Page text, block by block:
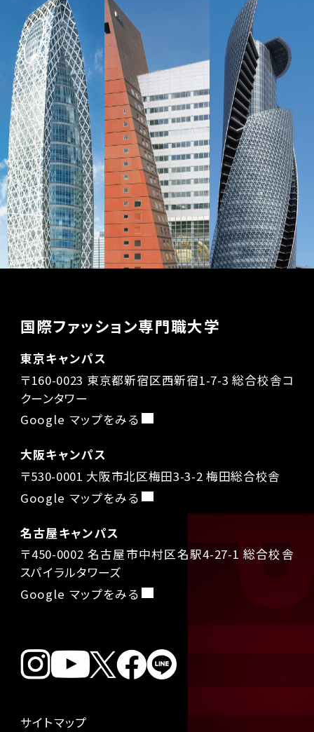
国際ファッション専門職大学
東京キャンパス
〒160-0023 東京都新宿区西新宿1-7-3 総合校舎コ
クーンタワー
Google マップをみる
大阪キャンパス
〒530-0001 大阪市北区梅田3-3-2 梅田総合校舎
Google マップをみる
名古屋キャンパス
〒450-0002 名古屋市中村区名駅4-27-1 総合校舎
スパイラルタワーズ
Google マップをみる
サイトマップ